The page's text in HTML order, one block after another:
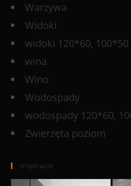
Warzywa
Widoki
widoki 120*60, 100*50
wina
Wino
Wodospady
wodospady 120*60,
Zwierzęta poziom
Inspiracje